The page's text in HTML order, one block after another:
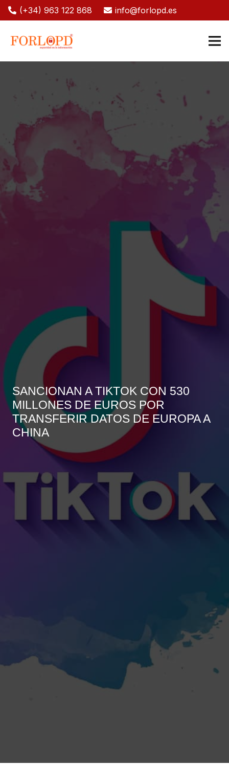
(+34) 963 122 868 info@forlopd.es
SANCIONAN A TIKTOK CON 530
MILLONES DE EUROS POR
TRANSFERIR DATOS DE EUROPA A
CHINA